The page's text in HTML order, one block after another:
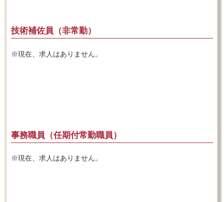
技術補佐員（非常勤）
※現在、求人はありません。
事務職員（任期付常勤職員）
※現在、求人はありません。